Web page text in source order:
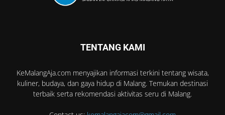
TENTANG KAMI
KeMalangAja.com menyajikan informasi terkini tentang wisata,
kuliner, budaya, dan gaya hidup di Malang. Temukan destinasi
terbaik serta rekomendasi aktivitas seru di Malang.